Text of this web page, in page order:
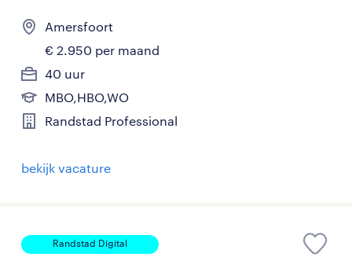
Amersfoort
€ 2.950 per maand
40 uur
MBO,HBO,WO
Randstad Professional
bekijk vacature
Randstad Digital